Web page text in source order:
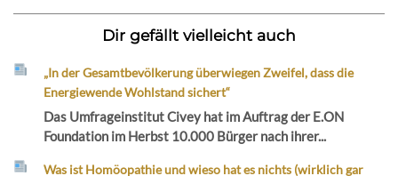
Dir gefällt vielleicht auch
„In der Gesamtbevölkerung überwiegen Zweifel, dass die
Energiewende Wohlstand sichert“
Das Umfrageinstitut Civey hat im Auftrag der E.ON
Foundation im Herbst 10.000 Bürger nach ihrer...
Was ist Homöopathie und wieso hat es nichts (wirklich gar